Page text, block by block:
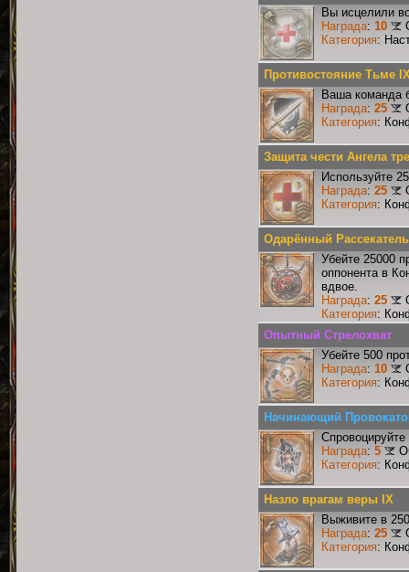
Вы исцелили
Награда: 10
Категория:
Противостояние Тьме
Ваша команда
Награда: 25
Категория:
Защита чести Ангела
Используйте
Награда: 25
Категория:
Одарённый Рассекатель
Убейте 25000
оппонента в
вдвое.
Награда: 25
Категория:
Опытный Стрелохват
Убейте 500
Награда: 10
Категория:
Начинающий
Награда: 5
Категория:
Назло врагам веры IX
Выживите в
Награда: 25
Категория: